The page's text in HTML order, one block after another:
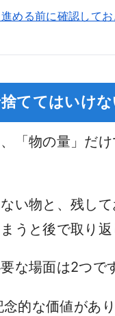
める前に確認して
ててはいけ
「物の量」だ
い物と、残し
うと後で取り
な場面は2つで
念的な価値があ